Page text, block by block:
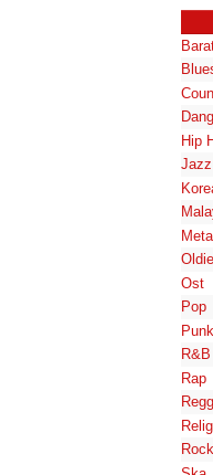
Hip
Jazz
Metal
Ost
Pop
Punk
R&B
Rap
Rock